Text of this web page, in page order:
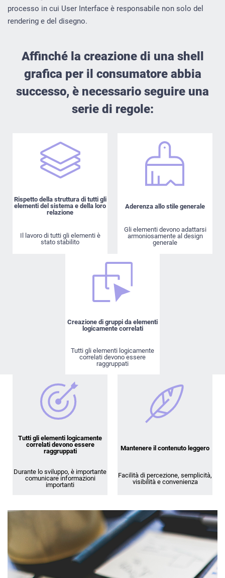
processo in cui User Interface è responsabile non solo del
rendering e del disegno.
Affinché la creazione di una shell
grafica per il consumatore abbia
successo, è necessario seguire una
serie di regole:
Rispetto della struttura di tutti gli
elementi del sistema e della loro
relazione
Il lavoro di tutti gli elementi è
stato stabilito
Aderenza allo stile generale
Gli elementi devono adattarsi
armoniosamente al design
generale
Creazione di gruppi da elementi
logicamente correlati
Tutti gli elementi logicamente
correlati devono essere
raggruppati
Tutti gli elementi logicamente
correlati devono essere
raggruppati
Durante lo sviluppo, è importante
comunicare informazioni
importanti
Mantenere il contenuto leggero
Facilità di percezione, semplicità,
visibilità e convenienza